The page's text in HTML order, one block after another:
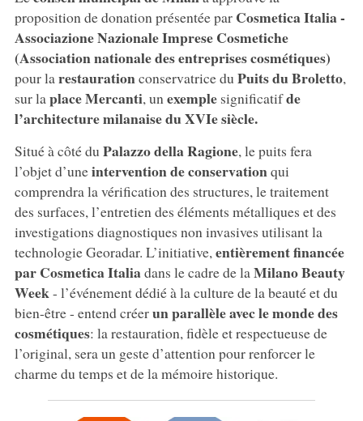
proposition de donation présentée par Cosmetica Italia -
Associazione Nazionale Imprese Cosmetiche
(Association nationale des entreprises cosmétiques)
pour la restaurationconservatrice du Puits du Broletto,
sur laplace Mercanti, un exemplesignificatifde
l’architecture milanaise du XVIe siècle.
Situé à côté du Palazzo della Ragione, le puits fera
l’objet d’uneintervention de conservationqui
comprendra la vérification des structures, le traitement
des surfaces, l’entretien des éléments métalliques et des
investigations diagnostiques non invasives utilisant la
technologie Georadar. L’initiative,entièrement financée
par Cosmetica Italiadans le cadre de la Milano Beauty
Week- l’événement dédié à la culture de la beauté et du
bien-être - entend créerun parallèle avec le monde des
cosmétiques: la restauration, fidèle et respectueuse de
l’original, sera un geste d’attention pour renforcer le
charme du temps et de la mémoire historique.